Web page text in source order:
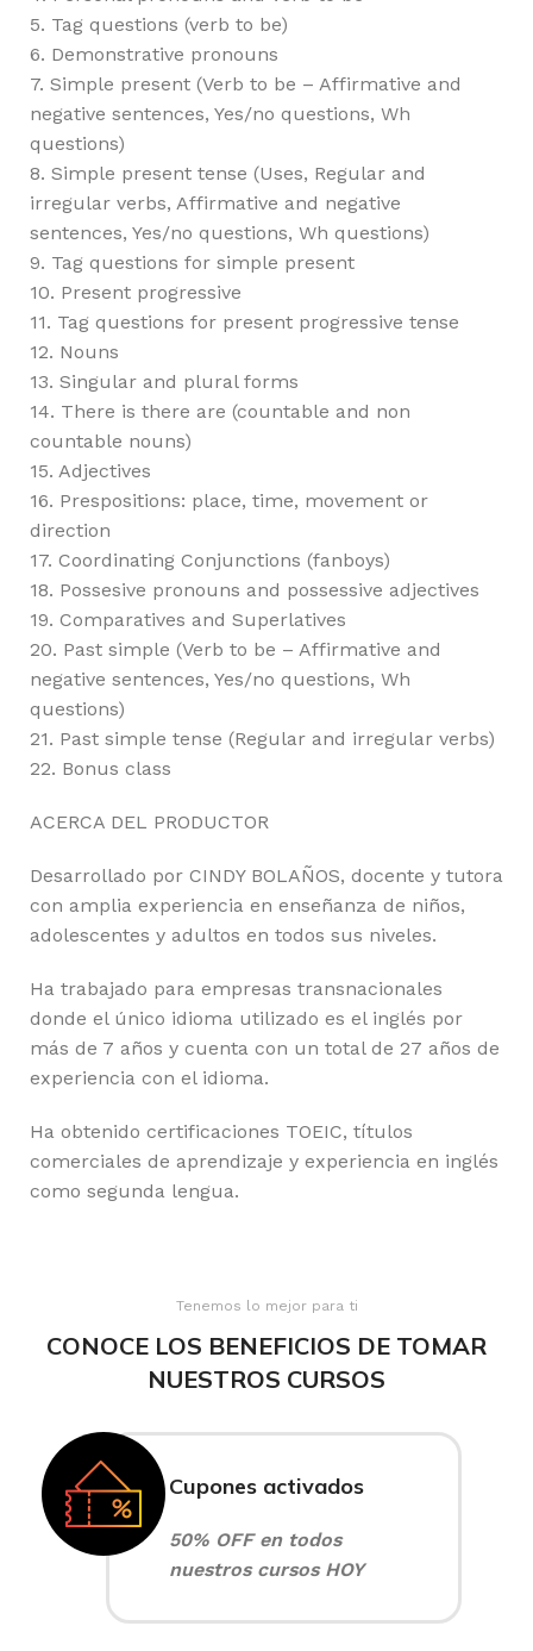
5. Tag questions (verb to be)
6. Demonstrative pronouns
7. Simple present (Verb to be – Affirmative and
negative sentences, Yes/no questions, Wh
questions)
8. Simple present tense (Uses, Regular and
irregular verbs, Affirmative and negative
sentences, Yes/no questions, Wh questions)
9. Tag questions for simple present
10. Present progressive
11. Tag questions for present progressive tense
12. Nouns
13. Singular and plural forms
14. There is there are (countable and non
countable nouns)
15. Adjectives
16. Prespositions: place, time, movement or
direction
17. Coordinating Conjunctions (fanboys)
18. Possesive pronouns and possessive adjectives
19. Comparatives and Superlatives
20. Past simple (Verb to be – Affirmative and
negative sentences, Yes/no questions, Wh
questions)
21. Past simple tense (Regular and irregular verbs)
22. Bonus class
ACERCA DEL PRODUCTOR
Desarrollado por CINDY BOLAÑOS, docente y tutora
con amplia experiencia en enseñanza de niños,
adolescentes y adultos en todos sus niveles.
Ha trabajado para empresas transnacionales
donde el único idioma utilizado es el inglés por
más de 7 años y cuenta con un total de 27 años de
experiencia con el idioma.
Ha obtenido certificaciones TOEIC, títulos
comerciales de aprendizaje y experiencia en inglés
como segunda lengua.
Tenemos lo mejor para ti
CONOCE LOS BENEFICIOS DE TOMAR
NUESTROS CURSOS
Cupones activados
50% OFF en todos
nuestros cursos HOY